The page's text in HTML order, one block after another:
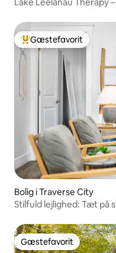
Bedste gæstefavorit
Gæstefavorit
Bolig i Traverse City
Stilfuld lejlighed: Tæt på
Gæstefavorit
Gæstefavorit